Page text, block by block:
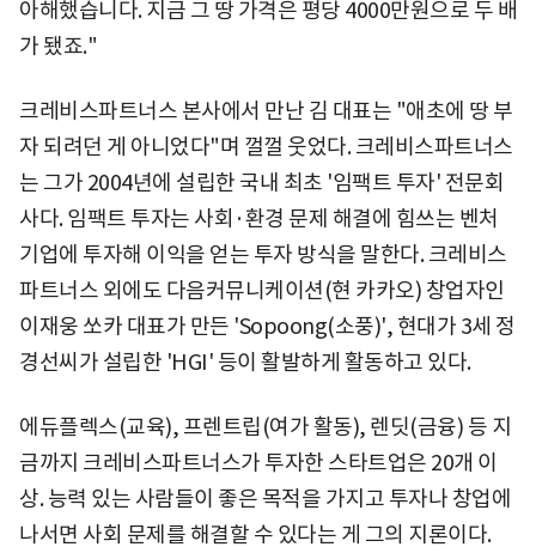
아해했습니다. 지금 그 땅 가격은 평당 4000만원으로 두 배
가 됐죠."
크레비스파트너스 본사에서 만난 김 대표는 "애초에 땅 부
자 되려던 게 아니었다"며 껄껄 웃었다. 크레비스파트너스
는 그가 2004년에 설립한 국내 최초 '임팩트 투자' 전문회
사다. 임팩트 투자는 사회·환경 문제 해결에 힘쓰는 벤처
기업에 투자해 이익을 얻는 투자 방식을 말한다. 크레비스
파트너스 외에도 다음커뮤니케이션(현 카카오) 창업자인
이재웅 쏘카 대표가 만든 'Sopoong(소풍)', 현대가 3세 정
경선씨가 설립한 'HGI' 등이 활발하게 활동하고 있다.
에듀플렉스(교육), 프렌트립(여가 활동), 렌딧(금융) 등 지
금까지 크레비스파트너스가 투자한 스타트업은 20개 이
상. 능력 있는 사람들이 좋은 목적을 가지고 투자나 창업에
나서면 사회 문제를 해결할 수 있다는 게 그의 지론이다.